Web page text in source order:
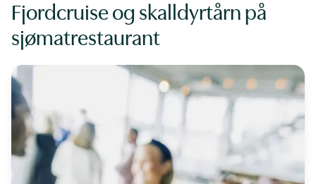
Fjordcruise og skalldyrtårn på
sjømatrestaurant